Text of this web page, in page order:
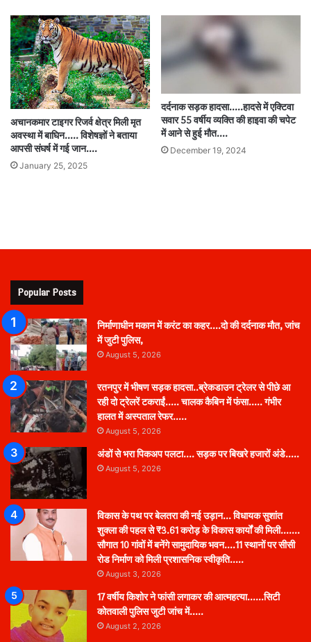
अचानकमार टाइगर रिजर्व क्षेत्र मिली मृत
अवस्था में बाघिन….. विशेषज्ञों ने बताया
आपसी संघर्ष में गई जान….
January 25, 2025
दर्दनाक सड़क हादसा…..हादसे में एक्टिवा
सवार 55 वर्षीय व्यक्ति की हाइवा की चपेट
में आने से हुई मौत….
December 19, 2024
Popular Posts
निर्माणाधीन मकान में करंट का कहर….दो की दर्दनाक मौत, जांच
में जुटी पुलिस,
August 5, 2026
रतनपुर में भीषण सड़क हादसा..ब्रेकडाउन ट्रेलर से पीछे आ
रही दो ट्रेलरें टकराईं….. चालक कैबिन में फंसा….. गंभीर
हालत में अस्पताल रेफर…..
August 5, 2026
अंडों से भरा पिकअप पलटा…. सड़क पर बिखरे हजारों अंडे…..
August 5, 2026
विकास के पथ पर बेलतरा की नई उड़ान… विधायक सुशांत
शुक्ला की पहल से ₹3.61 करोड़ के विकास कार्यों की मिली…….
सौगात 10 गांवों में बनेंगे सामुदायिक भवन….11 स्थानों पर सीसी
रोड निर्माण को मिली प्रशासनिक स्वीकृति…..
August 3, 2026
17 वर्षीय किशोर ने फांसी लगाकर की आत्महत्या……सिटी
कोतवाली पुलिस जुटी जांच में…..
August 2, 2026